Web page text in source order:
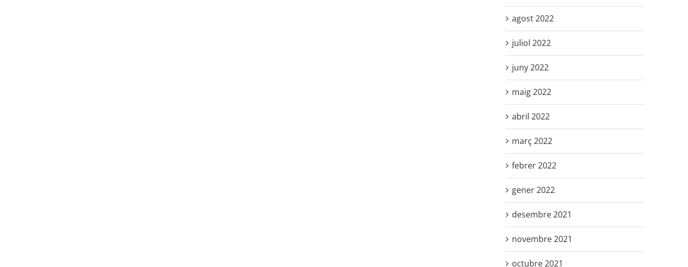
agost 2022
juliol 2022
juny 2022
maig 2022
abril 2022
març 2022
febrer 2022
gener 2022
desembre 2021
novembre 2021
octubre 2021